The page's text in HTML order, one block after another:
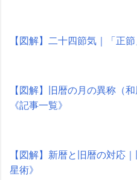
【図解】二十四節気｜「正
【図解】旧暦の月の異称（
《記事一覧》
【図解】新暦と旧暦の対応
星術》